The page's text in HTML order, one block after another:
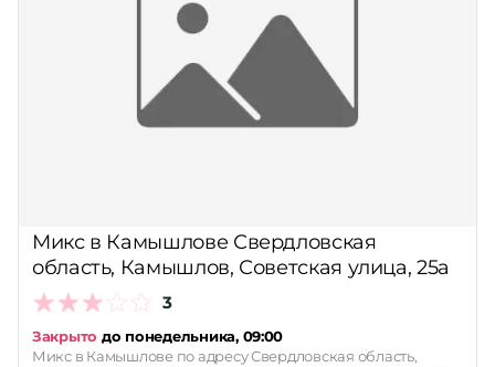
Микс в Камышлове Свердловская
область, Камышлов, Советская улица, 25а
3
Закрыто до понедельника, 09:00
Микс в Камышлове по адресу Свердловская область,